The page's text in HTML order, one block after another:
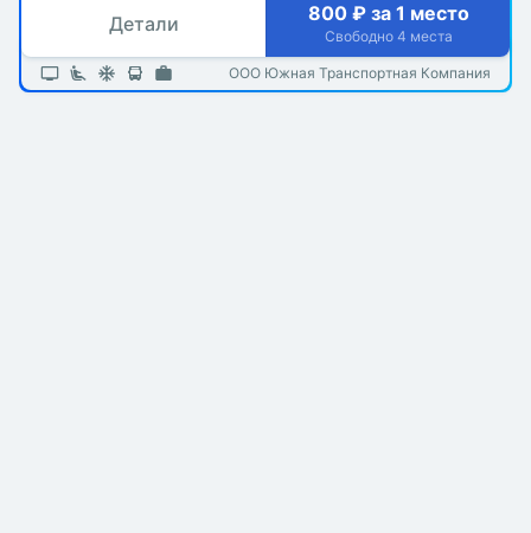
Детали 800 ₽ за 1 место
Свободно 4 места
ООО Южная Транспортная Компания